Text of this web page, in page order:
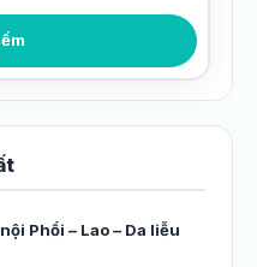
Phổi – Lao – Da liễu